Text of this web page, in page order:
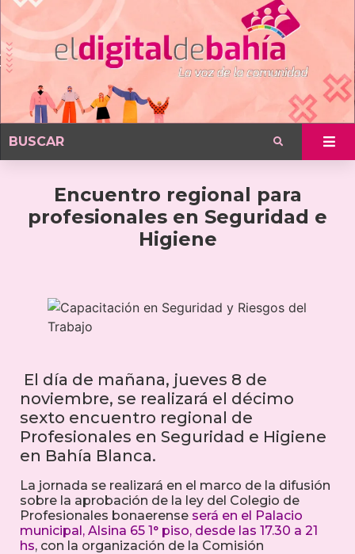
Encuentro regional para
profesionales en Seguridad e
Higiene
El día de mañana, jueves 8 de
noviembre, se realizará el décimo
sexto encuentro regional de
Profesionales en Seguridad e Higiene
en Bahía Blanca.
La jornada se realizará en el marco de la difusión
sobre la aprobación de la ley del Colegio de
Profesionales bonaerense será en el Palacio
municipal, Alsina 65 1° piso, desde las 17.30 a 21
hs, con la organización de la Comisión